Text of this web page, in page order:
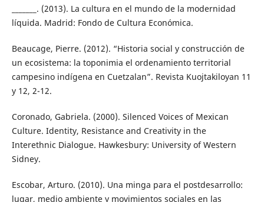
_______. (2013). La cultura en el mundo de la modernidad
líquida. Madrid: Fondo de Cultura Económica.
Beaucage, Pierre. (2012). “Historia social y construcción de
un ecosistema: la toponimia el ordenamiento territorial
campesino indígena en Cuetzalan”. Revista Kuojtakiloyan 11
y 12, 2-12.
Coronado, Gabriela. (2000). Silenced Voices of Mexican
Culture. Identity, Resistance and Creativity in the
Interethnic Dialogue. Hawkesbury: University of Western
Sidney.
Escobar, Arturo. (2010). Una minga para el postdesarrollo:
lugar, medio ambiente y movimientos sociales en las